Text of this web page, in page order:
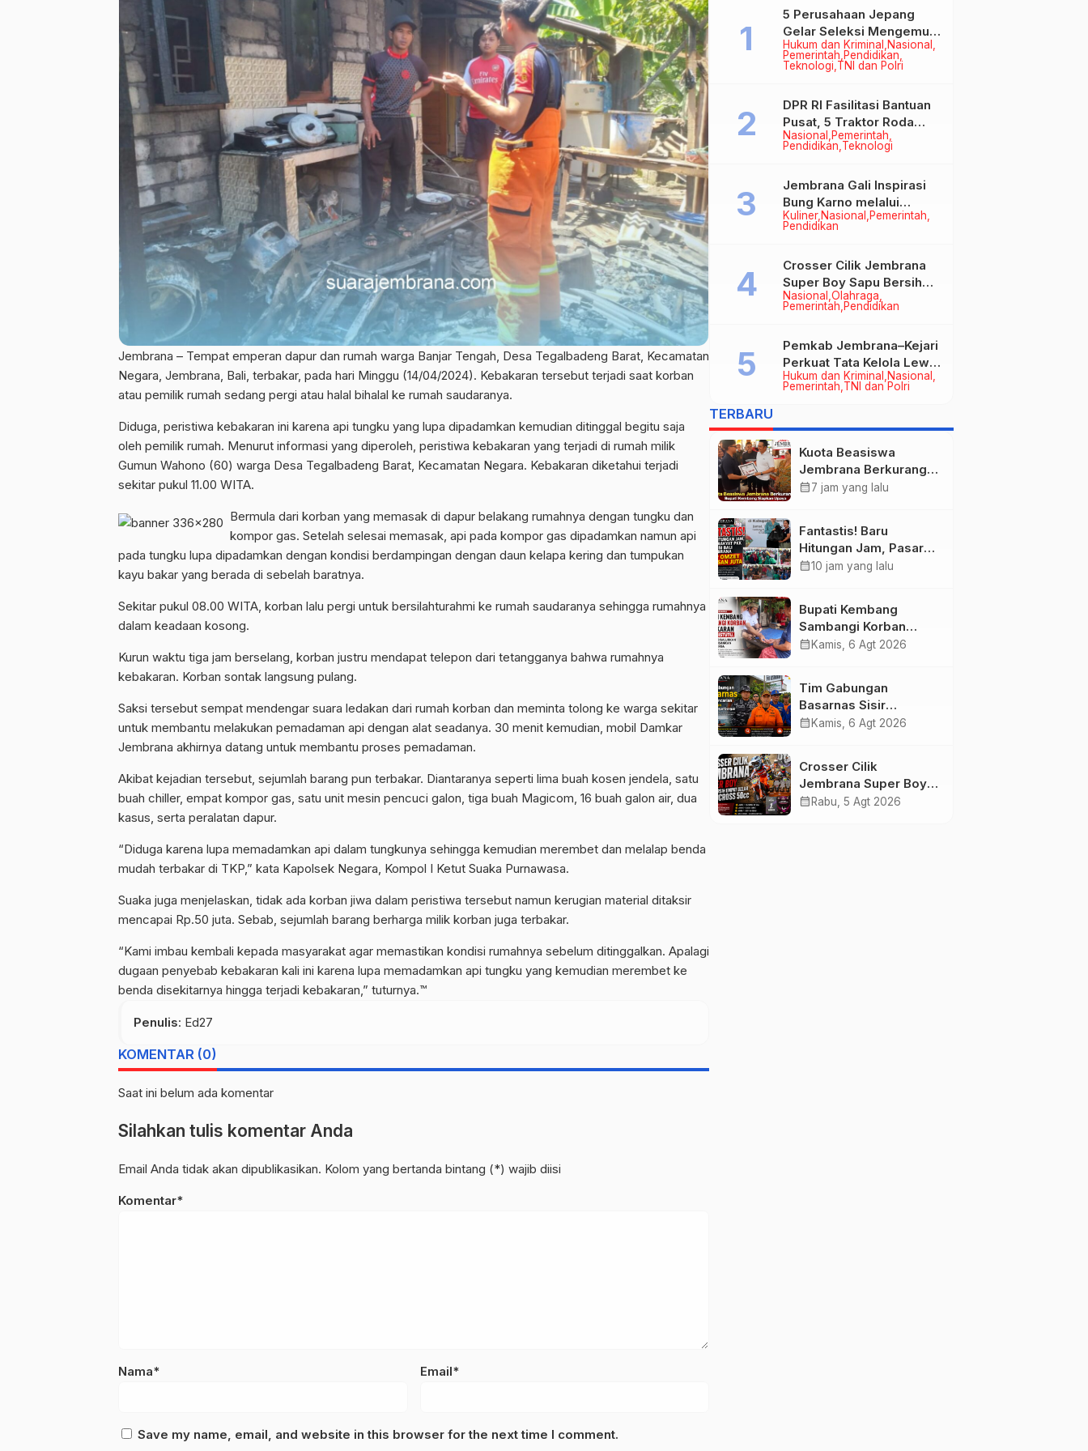
Jembrana – Tempat emperan dapur dan rumah warga Banjar Tengah, Desa Tegalbadeng Barat, Kecamatan
Negara, Jembrana, Bali, terbakar, pada hari Minggu (14/04/2024). Kebakaran tersebut terjadi saat korban
atau pemilik rumah sedang pergi atau halal bihalal ke rumah saudaranya.
Diduga, peristiwa kebakaran ini karena api tungku yang lupa dipadamkan kemudian ditinggal begitu saja
oleh pemilik rumah. Menurut informasi yang diperoleh, peristiwa kebakaran yang terjadi di rumah milik
Gumun Wahono (60) warga Desa Tegalbadeng Barat, Kecamatan Negara. Kebakaran diketahui terjadi
sekitar pukul 11.00 WITA.
Bermula dari korban yang memasak di dapur belakang rumahnya dengan tungku dan
kompor gas. Setelah selesai memasak, api pada kompor gas dipadamkan namun api
pada tungku lupa dipadamkan dengan kondisi berdampingan dengan daun kelapa kering dan tumpukan
kayu bakar yang berada di sebelah baratnya.
Sekitar pukul 08.00 WITA, korban lalu pergi untuk bersilahturahmi ke rumah saudaranya sehingga rumahnya
dalam keadaan kosong.
Kurun waktu tiga jam berselang, korban justru mendapat telepon dari tetangganya bahwa rumahnya
kebakaran. Korban sontak langsung pulang.
Saksi tersebut sempat mendengar suara ledakan dari rumah korban dan meminta tolong ke warga sekitar
untuk membantu melakukan pemadaman api dengan alat seadanya. 30 menit kemudian, mobil Damkar
Jembrana akhirnya datang untuk membantu proses pemadaman.
Akibat kejadian tersebut, sejumlah barang pun terbakar. Diantaranya seperti lima buah kosen jendela, satu
buah chiller, empat kompor gas, satu unit mesin pencuci galon, tiga buah Magicom, 16 buah galon air, dua
kasus, serta peralatan dapur.
“Diduga karena lupa memadamkan api dalam tungkunya sehingga kemudian merembet dan melalap benda
mudah terbakar di TKP,” kata Kapolsek Negara, Kompol I Ketut Suaka Purnawasa.
Suaka juga menjelaskan, tidak ada korban jiwa dalam peristiwa tersebut namun kerugian material ditaksir
mencapai Rp.50 juta. Sebab, sejumlah barang berharga milik korban juga terbakar.
“Kami imbau kembali kepada masyarakat agar memastikan kondisi rumahnya sebelum ditinggalkan. Apalagi
dugaan penyebab kebakaran kali ini karena lupa memadamkan api tungku yang kemudian merembet ke
benda disekitarnya hingga terjadi kebakaran,” tuturnya.™
Penulis: Ed27
KOMENTAR (0)
Saat ini belum ada komentar
Silahkan tulis komentar Anda
Email Anda tidak akan dipublikasikan. Kolom yang bertanda bintang (*) wajib diisi
Komentar*
Nama* Email*
Save my name, email, and website in this browser for the next time I comment.
Hukum dan Kriminal
Nasional
Pemerintah Pendidikan
Teknologi TNI dan Polri
5 Perusahaan Jepang
Gelar Seleksi Mengemudi
di Jembrana, Buka
Peluang Kerja bagi Calon
Nasional
Pemerintah
Pendidikan Teknologi
DPR RI Fasilitasi Bantuan
Pusat, 5 Traktor Roda
Empat Resmi Perkuat
Mekanisasi Pertanian
Kuliner Nasional
Pemerintah
Pendidikan
Jembrana Gali Inspirasi
Bung Karno melalui
Lomba Cipta Menu
Nasional Olahraga
Pemerintah Pendidikan
Crosser Cilik Jembrana
Super Boy Sapu Bersih
Empat Gelar Motocross
Hukum dan Kriminal
Nasional
Pemerintah TNI dan Polri
Pemkab Jembrana–Kejari
Perkuat Tata Kelola Lewat
Kerja Sama Hukum Datun
TERBARU
Kuota Beasiswa
Jembrana Berkurang,
Bupati Kembang
II
calendar_month7 jam yang lalu
Fantastis! Baru
Hitungan Jam, Pasar
Rakyat PKK Provinsi
calendar_month10 jam yang lalu
Bupati Kembang
Sambangi Korban
Kebakaran di
Ringankan Beban
Warga
calendar_month Kamis, 6 Agt 2026
Tim Gabungan
Basarnas Sisir
Pencarian Nelayan
calendar_month Kamis, 6 Agt 2026
Crosser Cilik
Jembrana Super Boy
Sapu Bersih Empat
calendar_month Rabu, 5 Agt 2026